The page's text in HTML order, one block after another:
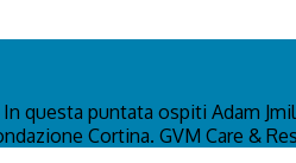
questa puntata ospiti Adam
Cortina. GVM Care &